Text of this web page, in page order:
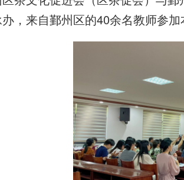
，来自鄞州区的40余名教师参加